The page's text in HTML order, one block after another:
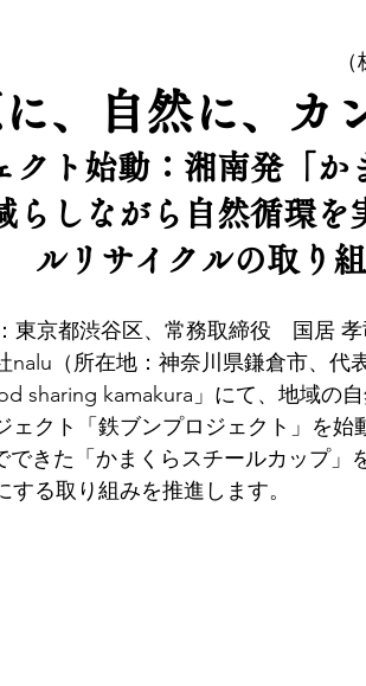
、自然に、カ
クト始動：湘南発「か
らしながら自然循環を
ルリサイクルの取り
東京都渋谷区、常務取締役　国居
nalu（所在地：神奈川県鎌倉市、代
sharing kamakura」にて、地域の
ェクト「鉄ブンプロジェクト」を始
できた「かまくらスチールカップ
る取り組みを推進します。